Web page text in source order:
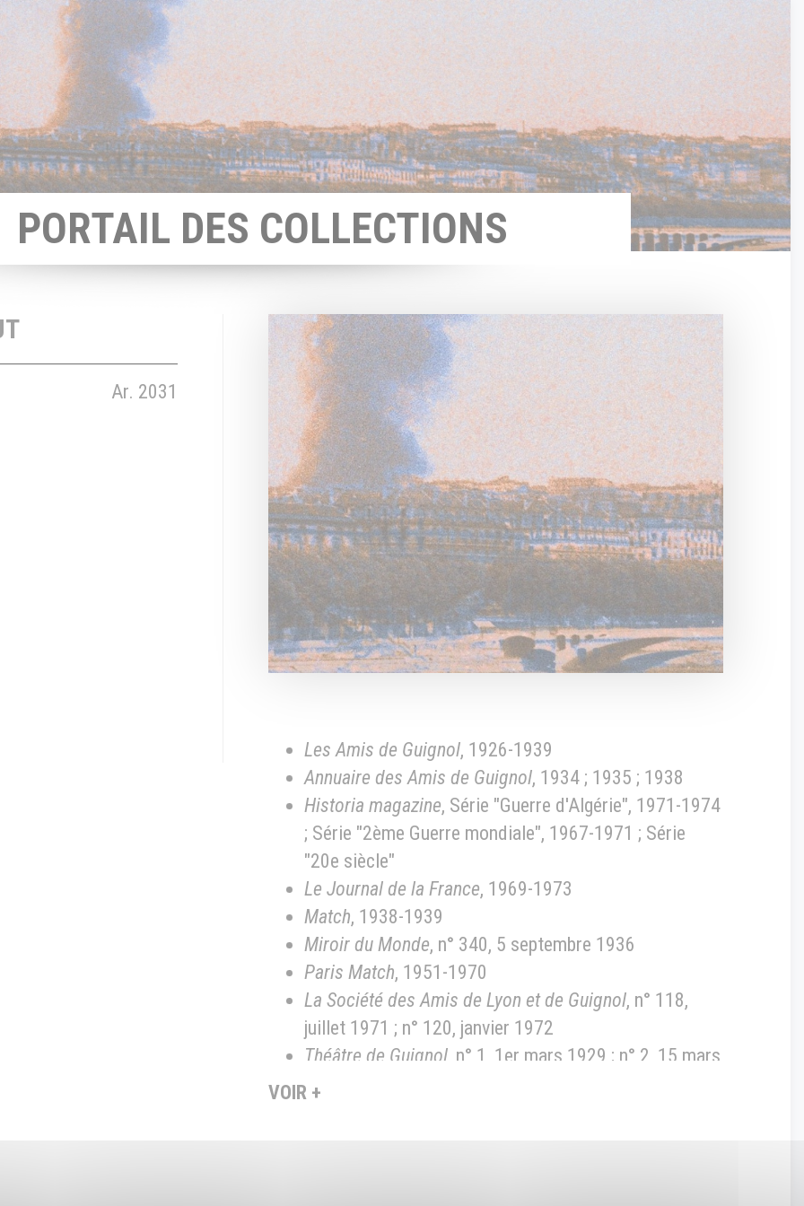
PORTAIL DES COLLECTIONS
Ar. 2031
Les Amis de Guignol, 1926-1939
Annuaire des Amis de Guignol, 1934 ; 1935 ; 1938
Historia magazine, Série "Guerre d'Algérie", 1971-1974
; Série "2ème Guerre mondiale", 1967-1971 ; Série
"20e siècle"
Le Journal de la France, 1969-1973
Match, 1938-1939
Miroir du Monde, n° 340, 5 septembre 1936
Paris Match, 1951-1970
La Société des Amis de Lyon et de Guignol, n° 118,
juillet 1971 ; n° 120, janvier 1972
Théâtre de Guignol , n° 1, 1er mars 1929 ; n° 2, 15 mars
1929 ; n° 3, 1er avril 1929
VOIR +